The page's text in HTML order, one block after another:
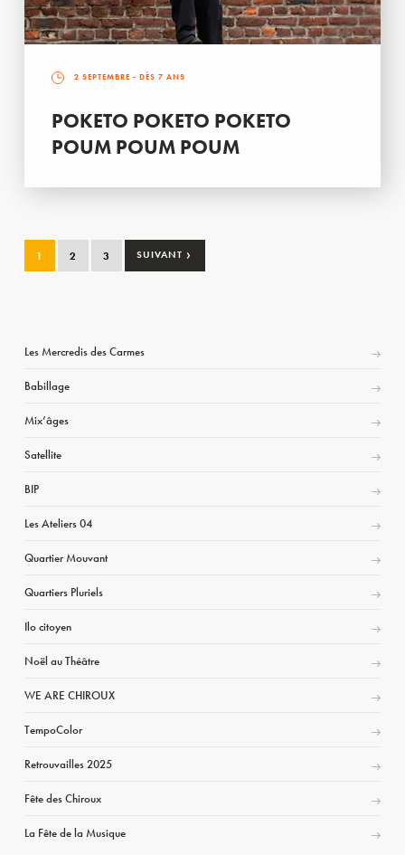
2 SEPTEMBRE - DÈS 7 ANS
POKETO POKETO POKETO
POUM POUM POUM
1 2 3 SUIVANT ›
Les Mercredis des Carmes
Babillage
Mix’âges
Satellite
BIP
Les Ateliers 04
Quartier Mouvant
Quartiers Pluriels
Ilo citoyen
Noël au Théâtre
WE ARE CHIROUX
TempoColor
Retrouvailles 2025
Fête des Chiroux
La Fête de la Musique